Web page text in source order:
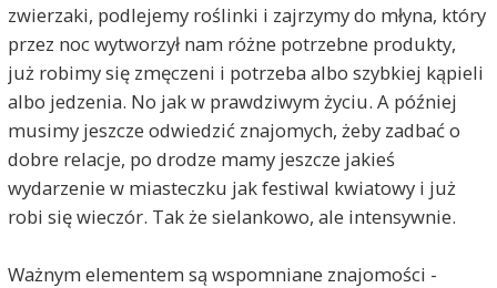
zwierzaki, podlejemy roślinki i zajrzymy do młyna, który
przez noc wytworzył nam różne potrzebne produkty,
już robimy się zmęczeni i potrzeba albo szybkiej kąpieli
albo jedzenia. No jak w prawdziwym życiu. A później
musimy jeszcze odwiedzić znajomych, żeby zadbać o
dobre relacje, po drodze mamy jeszcze jakieś
wydarzenie w miasteczku jak festiwal kwiatowy i już
robi się wieczór. Tak że sielankowo, ale intensywnie.
Ważnym elementem są wspomniane znajomości -